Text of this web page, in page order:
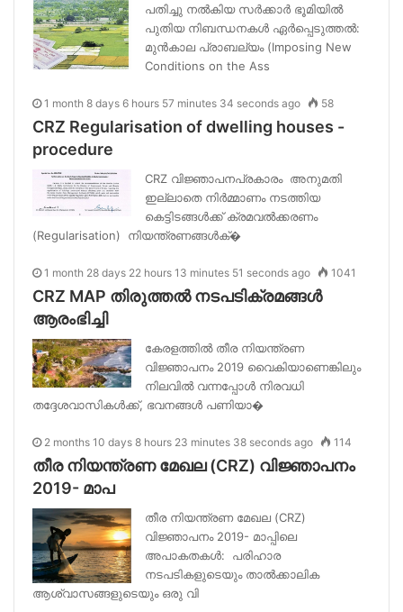
പതിച്ചു നൽകിയ സർക്കാർ ഭൂമിയിൽ
പുതിയ നിബന്ധനകൾ ഏർപ്പെടുത്തൽ:
മുൻകാല പ്രാബല്യം (Imposing New
Conditions on the Ass
1 month 8 days 6 hours 57 minutes 34 seconds ago 58
CRZ Regularisation of dwelling houses -
procedure
CRZ വിജ്ഞാപനപ്രകാരം അനുമതി
ഇല്ലാതെ നിർമ്മാണം നടത്തിയ
കെട്ടിടങ്ങൾക്ക് ക്രമവൽക്കരണം
(Regularisation) നിയന്ത്രണങ്ങൾക്�
1 month 28 days 22 hours 13 minutes 51 seconds ago 1041
CRZ MAP തിരുത്തൽ നടപടിക്രമങ്ങൾ
ആരംഭിച്ചി
കേരളത്തിൽ തീര നിയന്ത്രണ
വിജ്ഞാപനം 2019 വൈകിയാണെങ്കിലും
നിലവിൽ വന്നപ്പോൾ നിരവധി
തദ്ദേശവാസികൾക്ക്, ഭവനങ്ങൾ പണിയാ�
2 months 10 days 8 hours 23 minutes 38 seconds ago 114
തീര നിയന്ത്രണ മേഖല (CRZ) വിജ്ഞാപനം
2019- മാപ
തീര നിയന്ത്രണ മേഖല (CRZ)
വിജ്ഞാപനം 2019- മാപ്പിലെ
അപാകതകൾ: പരിഹാര
നടപടികളുടെയും താൽക്കാലിക
ആശ്വാസങ്ങളുടെയും ഒരു വി